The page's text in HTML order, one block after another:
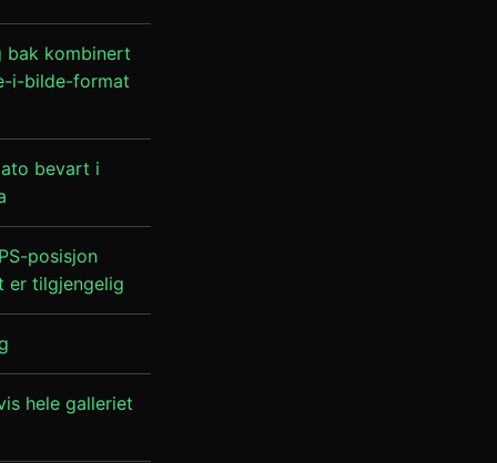
bak kombinert
i-bilde-format
bevart i
posisjon
er tilgjengelig
hele galleriet